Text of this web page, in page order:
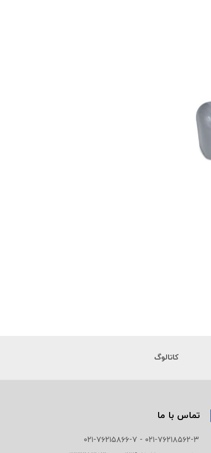
کاتالوگ
تماس با ما
۰۲۱-۷۶۲۱۸۵۶۲-۳ - ۰۲۱-۷۶۲۱۵۸۶۶-۷